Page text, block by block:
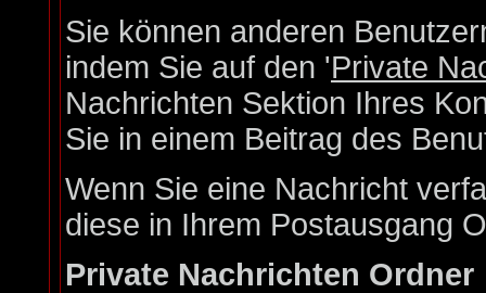
Sie können anderen
indem Sie auf den 'Private
Nachrichten Sektion Ihres
Sie in einem Beitrag des
Wenn Sie eine Nachricht
diese in Ihrem Postausgang
Private Nachrichten Ordner